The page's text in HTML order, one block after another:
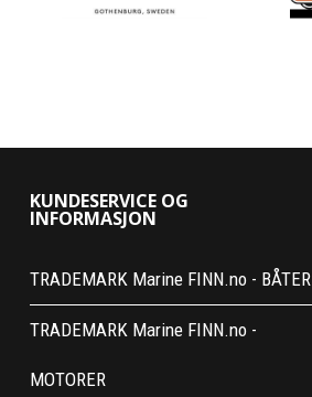
KUNDESERVICE OG
INFORMASJON
TRADEMARK Marine FINN.no - BÅTER
TRADEMARK Marine FINN.no -
MOTORER